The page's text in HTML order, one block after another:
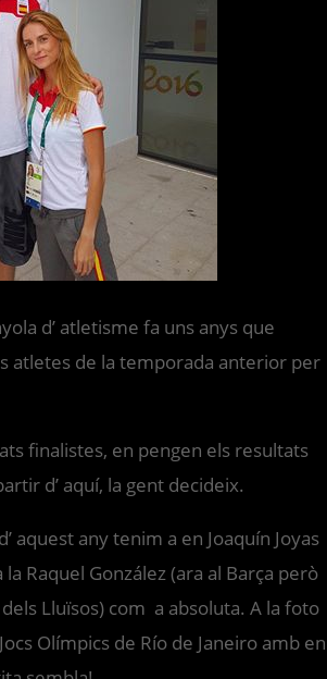
d’ atletisme fa uns anys que
atletes de la temporada anterior per
finalistes, en pengen els resultats
d’ aquí, la gent decideix.
aquest any tenim a en Joaquín Joyas
Raquel González (ara al Barça però
dels Lluïsos) com a absoluta. A la foto
Olímpics de Río de Janeiro amb en